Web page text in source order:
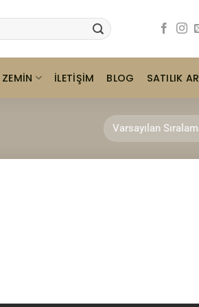
ZEMIN İLETIŞIM BLOG SATILIK